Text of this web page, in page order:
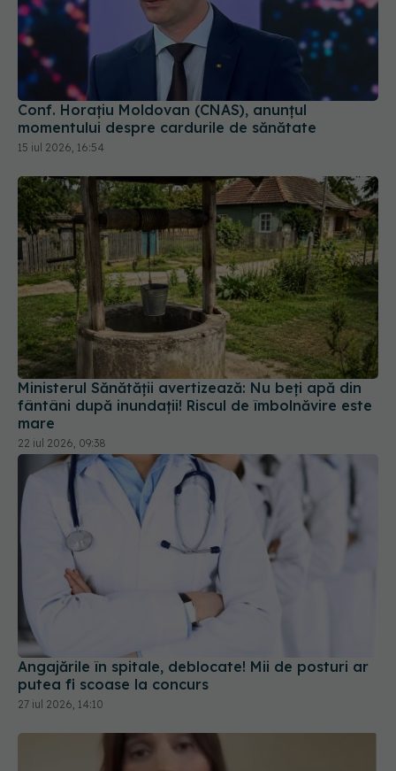
Conf. Horațiu Moldovan (CNAS), anunțul
momentului despre cardurile de sănătate
15 iul 2026, 16:54
Ministerul Sănătății avertizează: Nu beți apă din
fântâni după inundații! Riscul de îmbolnăvire este
mare
22 iul 2026, 09:38
Angajările în spitale, deblocate! Mii de posturi ar
putea fi scoase la concurs
27 iul 2026, 14:10